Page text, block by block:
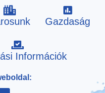
Gazdaság
Információk